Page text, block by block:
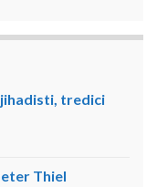
tredici
Thiel